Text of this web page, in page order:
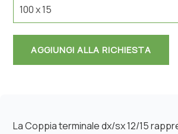
100 x 15
AGGIUNGI ALLA RICHIESTA
La Coppia terminale dx/sx 12/15